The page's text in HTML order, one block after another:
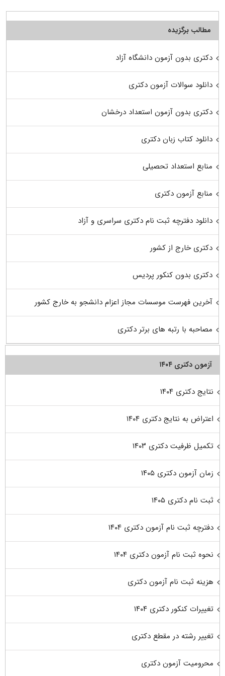
مطالب برگزیده
دکتری بدون آزمون دانشگاه آزاد
دانلود سوالات آزمون دکتری
دکتری بدون آزمون استعداد درخشان
دانلود کتاب زبان دکتری
منابع استعداد تحصیلی
منابع آزمون دکتری
دانلود دفترچه ثبت نام دکتری سراسری و آزاد
دکتری خارج از کشور
دکتری بدون کنکور پردیس
آخرین فهرست موسسات مجاز اعزام دانشجو به خارج کشور
مصاحبه با رتبه های برتر دکتری
آزمون دکتری ۱۴۰۴
نتایج دکتری ۱۴۰۴
اعتراض به نتایج دکتری ۱۴۰۴
تکمیل ظرفیت دکتری ۱۴۰۳
زمان آزمون دکتری ۱۴۰۵
ثبت نام دکتری ۱۴۰۵
دفترچه ثبت نام آزمون دکتری ۱۴۰۴
نحوه ثبت نام آزمون دکتری ۱۴۰۴
هزینه ثبت نام آزمون دکتری
تغییرات کنکور دکتری ۱۴۰۴
تغییر رشته در مقطع دکتری
محرومیت آزمون دکتری